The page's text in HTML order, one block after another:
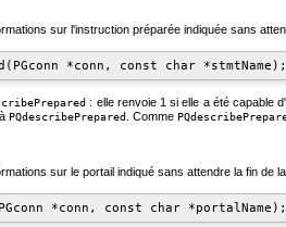
sur l'instruction préparée indiquée sans
: elle renvoie 1 si elle a été capable
PQdescribePrepared . Comme
sur le portail indiqué sans attendre la fin de